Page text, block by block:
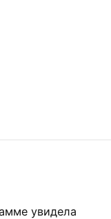
увидела